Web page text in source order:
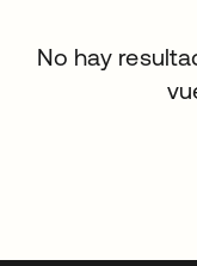
No hay